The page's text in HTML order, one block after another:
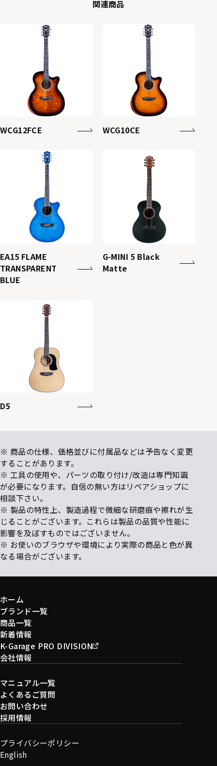
関連商品
WCG12FCE WCG10CE
EA15 FLAME
TRANSPARENT
BLUE
G-MINI 5 Black
Matte
D5
※ 商品の仕様、価格並びに付属品などは予告なく変更
することがあります。
※ 工具の使用や、パーツの取り付け/改造は専門知識
が必要になります。自信の無い方はリペアショップに
相談下さい。
※ 製品の特性上、製造過程で微細な研磨痕や擦れが生
じることがございます。これらは製品の品質や性能に
影響を及ぼすものではございません。
※ お使いのブラウザや環境により実際の商品と色が異
なる場合がございます。
ホーム
ブランド一覧
商品一覧
新着情報
K-Garage PRO DIVISION
会社情報
マニュアル一覧
よくあるご質問
お問い合わせ
採用情報
プライバシーポリシー
English